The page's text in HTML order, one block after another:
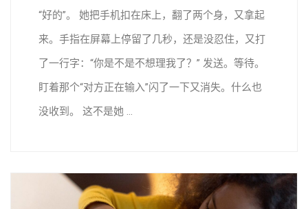
“好的”。 她把手机扣在床上，翻了两个身，又拿起
来。手指在屏幕上停留了几秒，还是没忍住，又打
了一行字：“你是不是不想理我了？” 发送。等待。
盯着那个“对方正在输入”闪了一下又消失。什么也
没收到。 这不是她 ...